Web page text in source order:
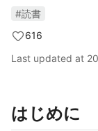
#読書
616
Last updated at
はじめに